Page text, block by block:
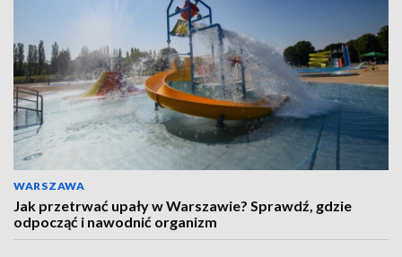
WARSZAWA
Jak przetrwać upały w Warszawie? Sprawdź, gdzie
odpocząć i nawodnić organizm